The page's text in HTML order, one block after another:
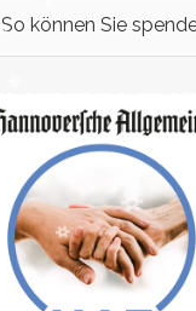
So können Sie